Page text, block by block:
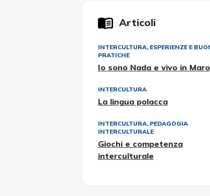
Articoli
INTERCULTURA, ESPERIENZE E
PRATICHE
Io sono Nada e vivo in
INTERCULTURA
La lingua polacca
INTERCULTURA, PEDAGOGIA
INTERCULTURALE
Giochi e competenza
interculturale